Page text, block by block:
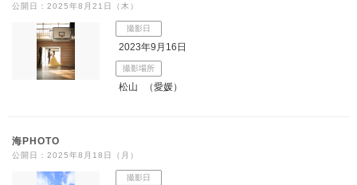
公開日：2025年8月21日（木）
撮影日
2023年9月16日
撮影場所
松山 （愛媛）
海PHOTO
公開日：2025年8月18日（月）
撮影日